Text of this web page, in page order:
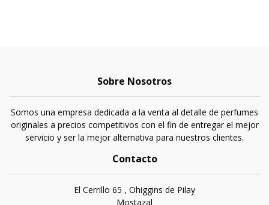
Sobre Nosotros
Somos una empresa dedicada a la venta al detalle de perfumes
originales a precios competitivos con el fin de entregar el mejor
servicio y ser la mejor alternativa para nuestros clientes.
Contacto
El Cerrillo 65 , Ohiggins de Pilay
Mostazal